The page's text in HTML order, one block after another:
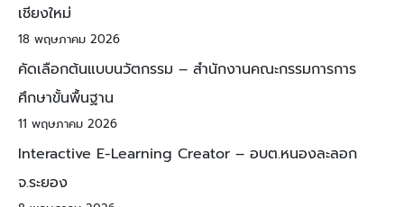
เชียงใหม่
18 พฤษภาคม 2026
คัดเลือกต้นแบบนวัตกรรม – สำนักงานคณะกรรมการการ
ศึกษาขั้นพื้นฐาน
11 พฤษภาคม 2026
Interactive E-Learning Creator – อบต.หนองละลอก
จ.ระยอง